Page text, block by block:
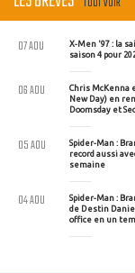
X-Men '97 : la
saison 4 pour
07 AOU
Chris McKenna
New Day) en
Doomsday et
06 AOU
Spider-Man :
record aussi
semaine
05 AOU
Spider-Man :
de Destin
office en un
04 AOU